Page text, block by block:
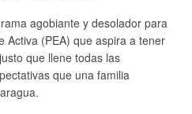
agobiante y desolador para
Activa (PEA) que aspira a tener
que llene todas las
que una familia